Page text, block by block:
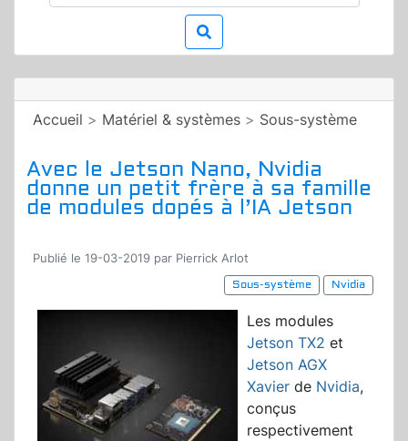
Accueil > Matériel & systèmes > Sous-système
Avec le Jetson Nano, Nvidia
donne un petit frère à sa famille
de modules dopés à l’IA Jetson
Publié le 19-03-2019 par Pierrick Arlot
Sous-système
Nvidia
Les modules
Jetson TX2 et
Jetson AGX
Xavier de Nvidia,
conçus
respectivement